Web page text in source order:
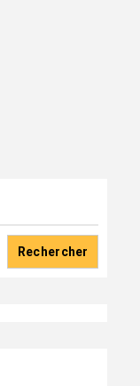
Rechercher